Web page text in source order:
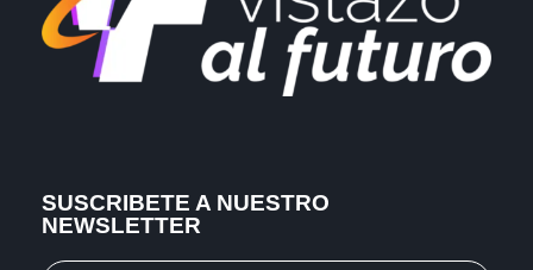
SUSCRIBETE A NUESTRO
NEWSLETTER